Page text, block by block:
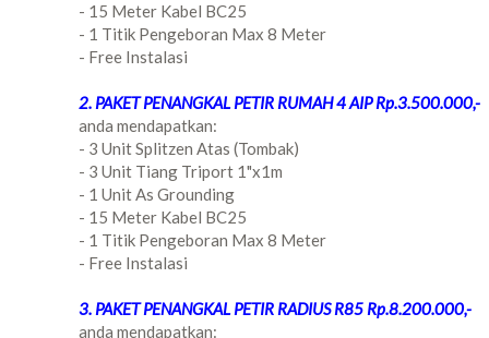
- 15 Meter Kabel BC25
- 1 Titik Pengeboran Max 8 Meter
- Free Instalasi
2. PAKET PENANGKAL PETIR RUMAH 4 AIP Rp.3.500.000,-
anda mendapatkan:
- 3 Unit Splitzen Atas (Tombak)
- 3 Unit Tiang Triport 1"x1m
- 1 Unit As Grounding
- 15 Meter Kabel BC25
- 1 Titik Pengeboran Max 8 Meter
- Free Instalasi
3. PAKET PENANGKAL PETIR RADIUS R85 Rp.8.200.000,-
anda mendapatkan: